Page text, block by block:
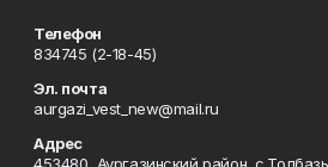
Телефон
834745 (2-18-45)
Эл. почта
aurgazi_vest_new@mail.ru
Адрес